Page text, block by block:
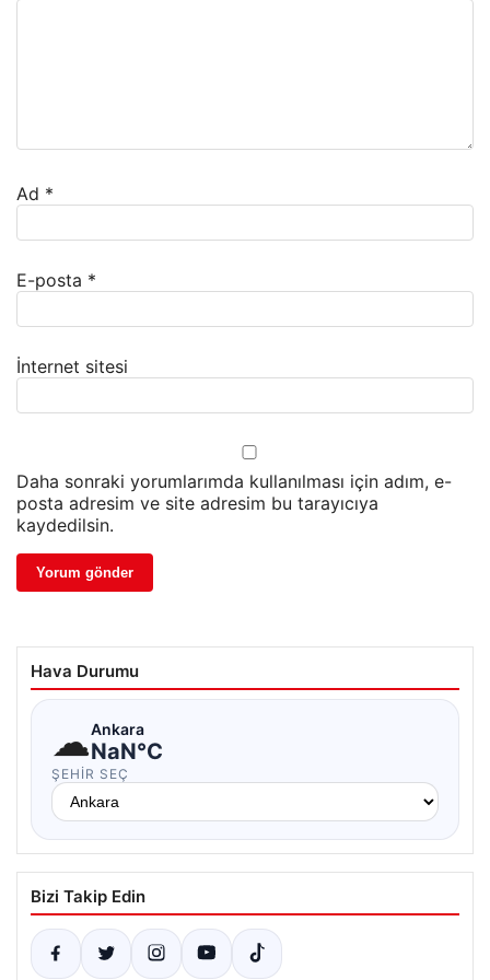
Ad *
E-posta *
İnternet sitesi
Daha sonraki yorumlarımda kullanılması için adım, e-
posta adresim ve site adresim bu tarayıcıya
kaydedilsin.
Hava Durumu
☁Ankara
NaN°C
ŞEHIR SEÇ
Bizi Takip Edin